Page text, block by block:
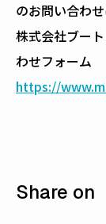
のお問い合わ
株式会社ブー
わせフォーム
https://
Share on